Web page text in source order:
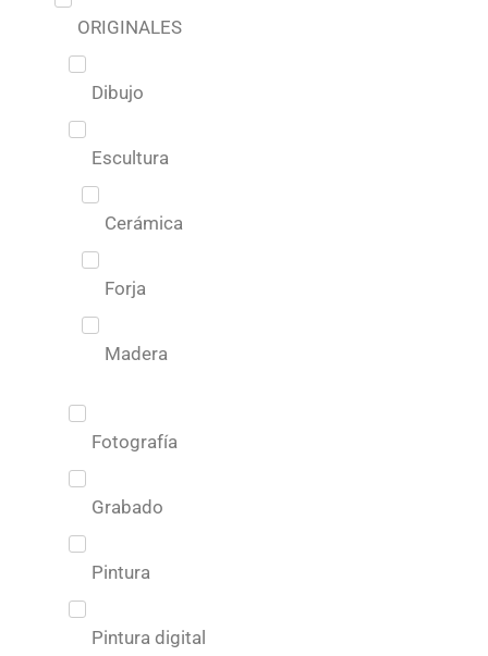
ORIGINALES
Dibujo
Escultura
Cerámica
Forja
Madera
Fotografía
Grabado
Pintura
Pintura digital